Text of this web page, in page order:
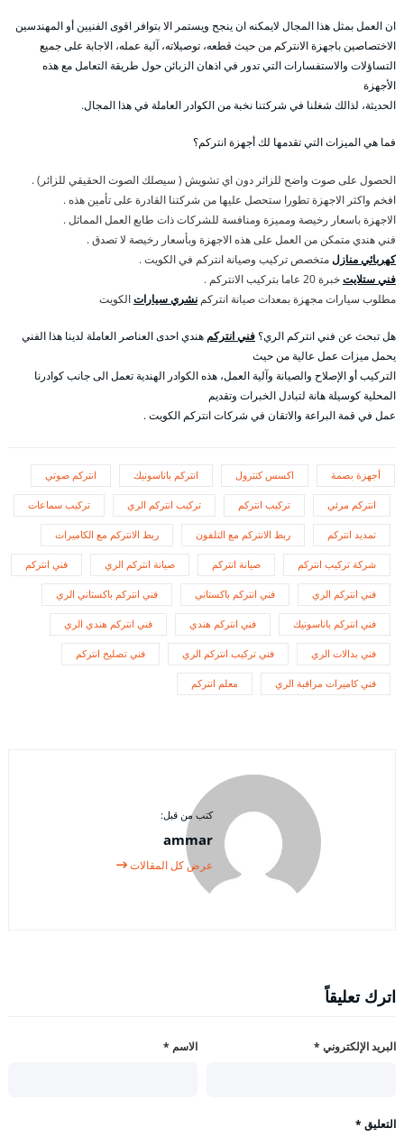
ان العمل بمثل هذا المجال لايمكنه ان ينجح ويستمر الا بتوافر اقوى الفنيين أو المهندسين
الاختصاصين باجهزة الانتركم من حيث قطعه، توصيلاته، آلية عمله، الاجابة على جميع
التساؤلات والاستفسارات التي تدور في اذهان الزبائن حول طريقة التعامل مع هذه
الأجهزة
الحديثة، لذالك شغلنا في شركتنا نخبة من الكوادر العاملة في هذا المجال.
فما هي الميزات التي تقدمها لك أجهزة انتركم؟
الحصول على صوت واضح للزائر دون اي تشويش ( سيصلك الصوت الحقيقي للزائر) .
افخم واكثر الاجهزة تطورا ستحصل عليها من شركتنا القادرة على تأمين هذه .
الاجهزة باسعار رخيصة ومميزة ومنافسة للشركات ذات طابع العمل المماثل .
فني هندي متمكن من العمل على هذه الاجهزة وبأسعار رخيصة لا تصدق .
كهربائي منازلمتخصص تركيب وصيانة انتركم في الكويت .
فني ستلايتخبرة 20 عاما بتركيب الانتركم .
مطلوب سيارات مجهزة بمعدات صيانة انتركم نشري سياراتالكويت
هل تبحث عن فني انتركم الري؟ فني انتركم هندي احدى العناصر العاملة لدينا هذا الفني
يحمل ميزات عمل عالية من حيث
التركيب أو الإصلاح والصيانة وآلية العمل، هذه الكوادر الهندية تعمل الى جانب كوادرنا
المحلية كوسيلة هانة لتبادل الخبرات وتقديم
عمل في قمة البراعة والاتقان في شركات انتركم الكويت .
أجهزة بصمة اكسس كنترول انتركم باناسونيك انتركم صوتي
انتركم مرئي تركيب انتركم تركيب انتركم الري تركيب سماعات
تمديد انتركم ربط الانتركم مع التلفون ربط الانتركم مع الكاميرات
شركة تركيب انتركم صيانة انتركم صيانة انتركم الري فني انتركم
فني انتركم الري فني انتركم باكستاني فني انتركم باكستاني الري
فني انتركم باناسونيك فني انتركم هندي فني انتركم هندي الري
فني بدالات الري فني تركيب انتركم الري فني تصليح انتركم
فني كاميرات مراقبة الري معلم انتركم
كتب من قبل:
ammar
عرض كل المقالات
اترك تعليقاً
الاسم * البريد الإلكتروني *
التعليق *